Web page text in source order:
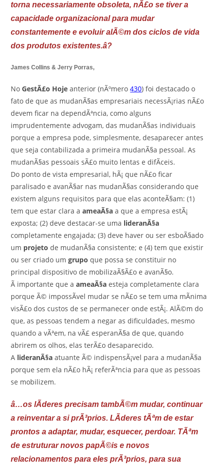
torna necessariamente obsoleta, nÃ£o se tiver a
capacidade organizacional para mudar
constantemente e evoluir alÃ©m dos ciclos de vida
dos produtos existentes.â?
James Collins & Jerry Porras,
NoGestÃ£o Hoje anterior (nÃºmero430) foi destacado o
fato de que as mudanÃ§as empresariais necessÃ¡rias nÃ£o
devem ficar na dependÃªncia, como alguns
imprudentemente advogam, das mudanÃ§as individuais
porque a empresa pode, simplesmente, desaparecer antes
que seja contabilizada a primeira mudanÃ§a pessoal. As
mudanÃ§as pessoais sÃ£o muito lentas e difÃ­ceis.
Do ponto de vista empresarial, hÃ¡ que nÃ£o ficar
paralisado e avanÃ§ar nas mudanÃ§as considerando que
existem alguns requisitos para que elas aconteÃ§am: (1)
tem que estar clara aameaÃ§a a que a empresa estÃ¡
exposta; (2) deve destacar-se uma lideranÃ§a
completamente engajada; (3) deve haver ou ser esboÃ§ado
um projeto de mudanÃ§a consistente; e (4) tem que existir
ou ser criado umgrupo que possa se constituir no
principal dispositivo de mobilizaÃ§Ã£o e avanÃ§o.
Ã importante que aameaÃ§a esteja completamente clara
porque Ã© impossÃ­vel mudar se nÃ£o se tem uma mÃ­nima
visÃ£o dos custos de se permanecer onde estÃ¡. AlÃ©m do
que, as pessoas tendem a negar as dificuldades, mesmo
quando a vÃªem, na vÃ£ esperanÃ§a de que, quando
abrirem os olhos, elas terÃ£o desaparecido.
A lideranÃ§a atuante Ã© indispensÃ¡vel para a mudanÃ§a
porque sem ela nÃ£o hÃ¡ referÃªncia para que as pessoas
se mobilizem.
â…os lÃ­deres precisam tambÃ©m mudar, continuar
a reinventar a si prÃ³prios. LÃ­deres tÃªm de estar
prontos a adaptar, mudar, esquecer, perdoar. TÃªm
de estruturar novos papÃ©is e novos
relacionamentos para eles prÃ³prios, para sua